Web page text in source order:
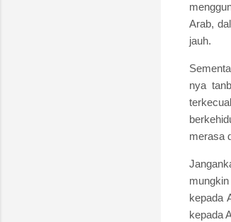
Arab,
jauh.
nya
merasa
kepada
kepada